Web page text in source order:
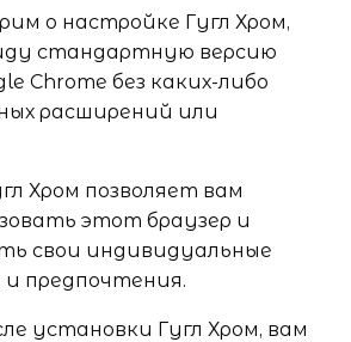
о настройке Гугл Хром,
стандартную версию
Chrome без каких-либо
расширений или
Хром позволяет вам
этот браузер и
свои индивидуальные
предпочтения.
установки Гугл Хром, вам